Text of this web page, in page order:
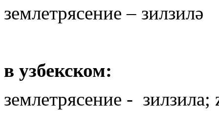
землетрясение – зилзилә
в узбекском:
землетрясение - зилзила;